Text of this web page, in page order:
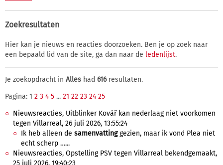
Zoekresultaten
Hier kan je nieuws en reacties doorzoeken. Ben je op zoek naar
een bepaald lid van de site, ga dan naar de ledenlijst.
Je zoekopdracht in Alles had 616resultaten.
Pagina: 1 2 3 4 5 ... 21 22 23 24 25
Nieuwsreacties, Uitblinker Kovář kan nederlaag niet voorkomen
tegen Villarreal, 26 juli 2026, 13:55:24
Ik heb alleen de samenvattinggezien, maar ik vond Plea niet
echt scherp …...
Nieuwsreacties, Opstelling PSV tegen Villarreal bekendgemaakt,
25 juli 2026, 19:40:23